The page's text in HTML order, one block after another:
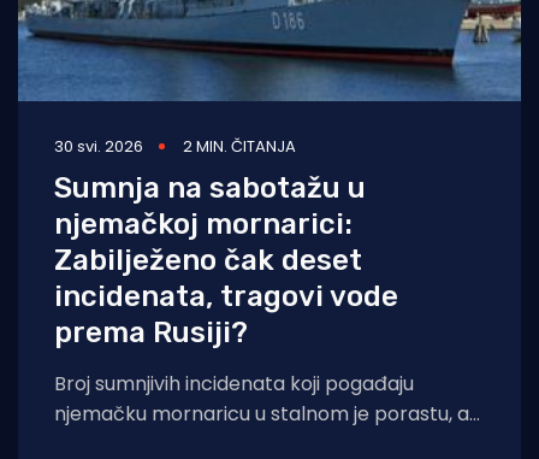
30 svi. 2026 2 MIN. ČITANJA
Sumnja na sabotažu u
njemačkoj mornarici:
Zabilježeno čak deset
incidenata, tragovi vode
prema Rusiji?
Broj sumnjivih incidenata koji pogađaju
njemačku mornaricu u stalnom je porastu, a